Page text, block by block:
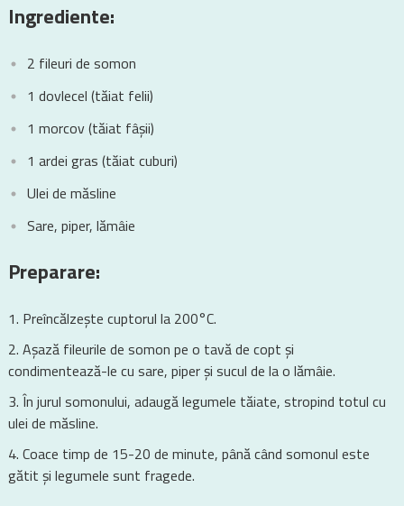
Ingrediente:
2 fileuri de somon
1 dovlecel (tăiat felii)
1 morcov (tăiat fâșii)
1 ardei gras (tăiat cuburi)
Ulei de măsline
Sare, piper, lămâie
Preparare:
Preîncălzește cuptorul la 200°C.
Așază fileurile de somon pe o tavă de copt și
condimentează-le cu sare, piper și sucul de la o lămâie.
În jurul somonului, adaugă legumele tăiate, stropind totul cu
ulei de măsline.
Coace timp de 15-20 de minute, până când somonul este
gătit și legumele sunt fragede.